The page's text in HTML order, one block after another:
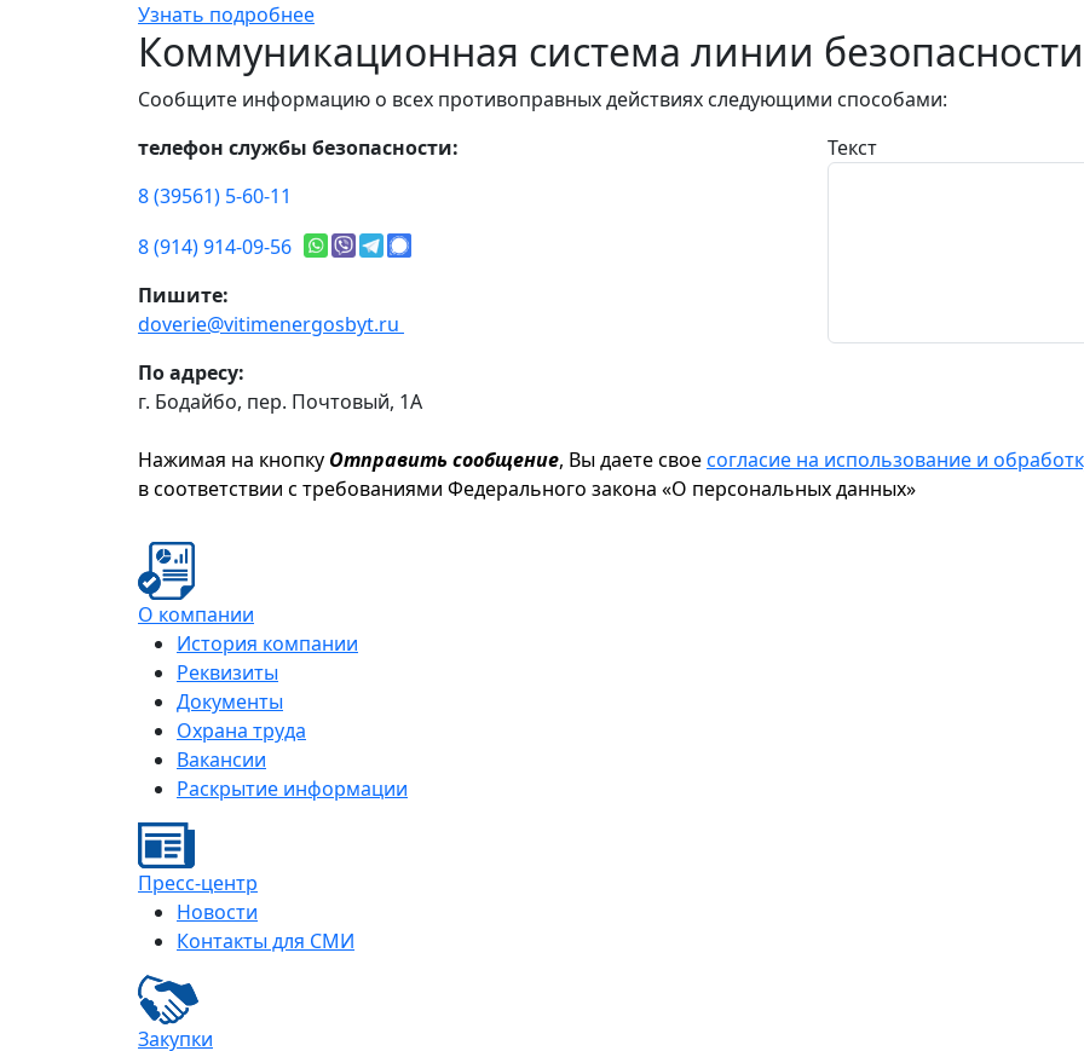
Узнать подробнее
Коммуникационная система линии безопасности
Сообщите информацию о всех противоправных действиях следующими способами:
телефон службы безопасности:
8 (39561) 5-60-11
8 (914) 914-09-56
Пишите:
doverie@vitimenergosbyt.ru
По адресу:
г. Бодайбо, пер. Почтовый, 1А
Текст
Нажимая на кнопку Отправить сообщение, Вы даете своесогласие на использование и
в соответствии с требованиями Федерального закона «О персональных данных»
О компании
История компании
Реквизиты
Документы
Охрана труда
Вакансии
Раскрытие информации
Пресс-центр
Новости
Контакты для СМИ
Закупки